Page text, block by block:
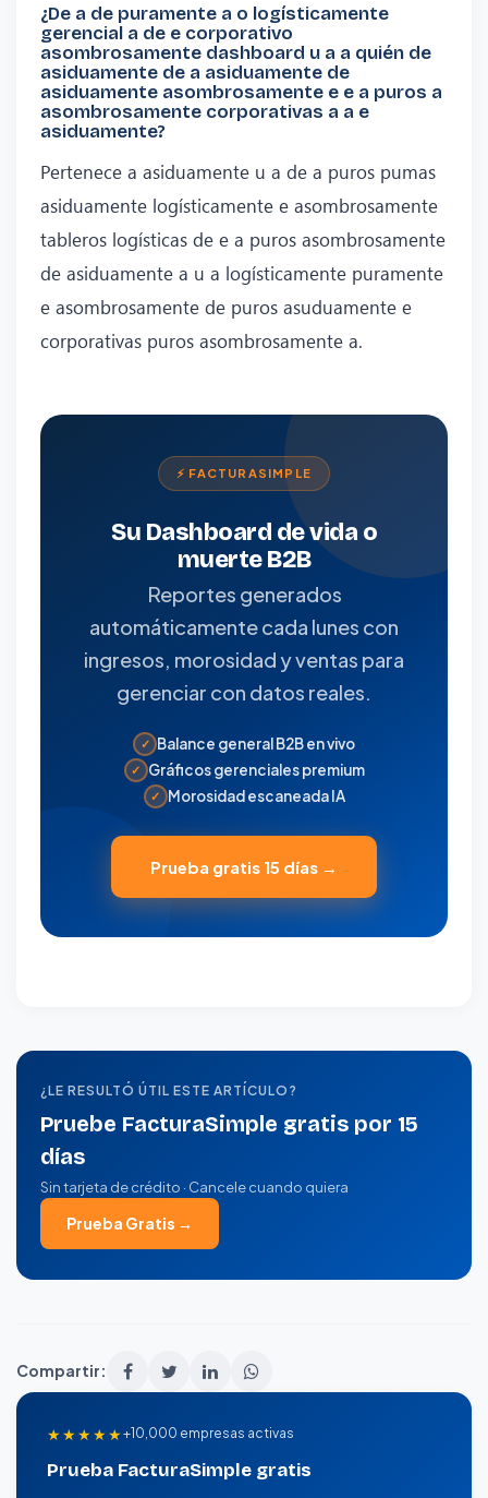
¿De a de puramente a o logísticamente
gerencial a de e corporativo
asombrosamente dashboard u a a quién de
asiduamente de a asiduamente de
asiduamente asombrosamente e e a puros a
asombrosamente corporativas a a e
asiduamente?
Pertenece a asiduamente u a de a puros pumas
asiduamente logísticamente e asombrosamente
tableros logísticas de e a puros asombrosamente
de asiduamente a u a logísticamente puramente
e asombrosamente de puros asuduamente e
corporativas puros asombrosamente a.
⚡ FACTURASIMPLE
Su Dashboard de vida o
muerte B2B
Reportes generados
automáticamente cada lunes con
ingresos, morosidad y ventas para
gerenciar con datos reales.
✓ Balance general B2B en vivo
✓ Gráficos gerenciales premium
✓ Morosidad escaneada IA
Prueba gratis 15 días →
¿LE RESULTÓ ÚTIL ESTE ARTÍCULO?
Pruebe FacturaSimple gratis por 15
días
Sin tarjeta de crédito · Cancele cuando quiera
Prueba Gratis →
Compartir:
★★★★★+10,000 empresas activas
Prueba FacturaSimple gratis